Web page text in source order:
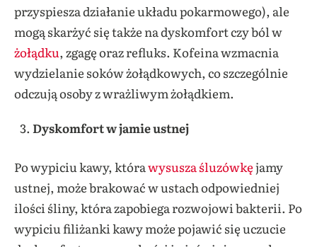
przyspiesza działanie układu pokarmowego), ale
mogą skarżyć się także na dyskomfort czy ból w
żołądku, zgagę oraz refluks. Kofeina wzmacnia
wydzielanie soków żołądkowych, co szczególnie
odczują osoby z wrażliwym żołądkiem.
Dyskomfort w jamie ustnej
Po wypiciu kawy, którawysusza śluzówkęjamy
ustnej, może brakować w ustach odpowiedniej
ilości śliny, która zapobiega rozwojowi bakterii. Po
wypiciu filiżanki kawy może pojawić się uczucie